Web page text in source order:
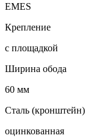
EMES
Крепление
с площадкой
Ширина обода
60 мм
Сталь (кронштейн)
оцинкованная